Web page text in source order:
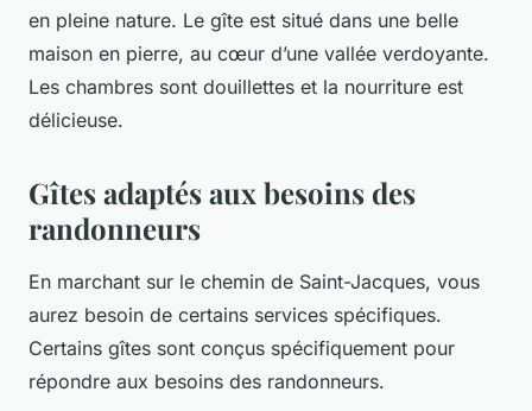
en pleine nature. Le gîte est situé dans une belle
maison en pierre, au cœur d’une vallée verdoyante.
Les chambres sont douillettes et la nourriture est
délicieuse.
Gîtes adaptés aux besoins des
randonneurs
En marchant sur le chemin de Saint-Jacques, vous
aurez besoin de certains services spécifiques.
Certains gîtes sont conçus spécifiquement pour
répondre aux besoins des randonneurs.